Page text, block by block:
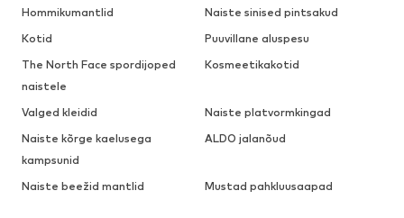
Hommikumantlid
Naiste sinised pintsakud
Kotid
Puuvillane aluspesu
The North Face spordijoped
naistele
Kosmeetikakotid
Valged kleidid
Naiste platvormkingad
Naiste kõrge kaelusega
kampsunid
ALDO jalanõud
Naiste beežid mantlid Mustad pahkluusaapad